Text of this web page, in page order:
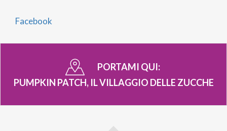
Facebook
PORTAMI QUI:
PUMPKIN PATCH, IL VILLAGGIO DELLE ZUCCHE